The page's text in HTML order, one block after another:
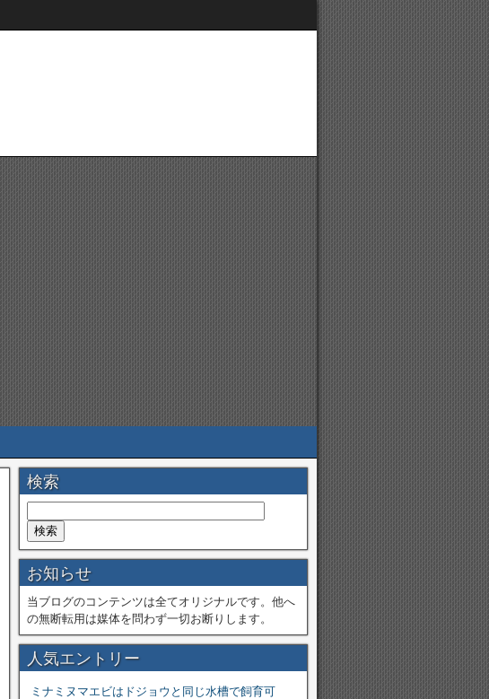
検索
お知らせ
当ブログのコンテンツは全てオリジナルです。他へ
の無断転用は媒体を問わず一切お断りします。
人気エントリー
ミナミヌマエビはドジョウと同じ水槽で飼育可